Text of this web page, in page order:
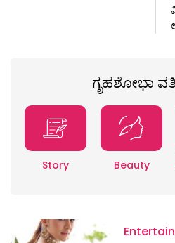
ಗೃಹಶೋಭಾ
Story Beauty